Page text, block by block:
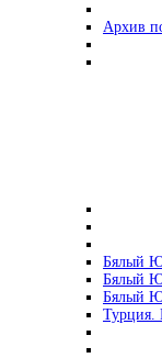
Архив
Бялый
Бялый
Бялый
Турция.